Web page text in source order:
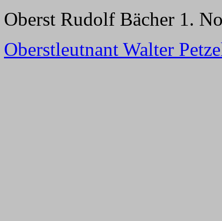
Oberst Rudolf Bächer 1.
Oberstleutnant Walter